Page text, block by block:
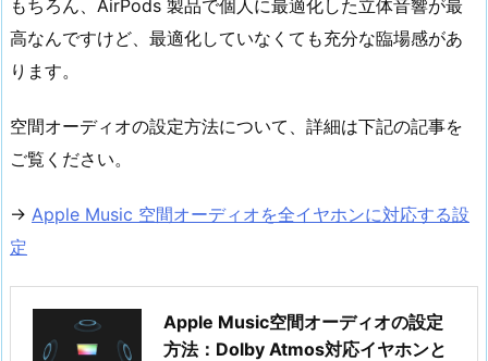
もちろん、AirPods 製品で個人に最適化した立体音響が最
高なんですけど、最適化していなくても充分な臨場感があ
ります。
空間オーディオの設定方法について、詳細は下記の記事を
ご覧ください。
→ Apple Music 空間オーディオを全イヤホンに対応する設
定
Apple Music空間オーディオの設定
方法：Dolby Atmos対応イヤホンと